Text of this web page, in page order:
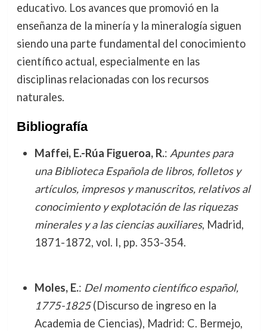
educativo. Los avances que promovió en la
enseñanza de la minería y la mineralogía siguen
siendo una parte fundamental del conocimiento
científico actual, especialmente en las
disciplinas relacionadas con los recursos
naturales.
Bibliografía
Maffei, E.-Rúa Figueroa, R.: Apuntes para
una Biblioteca Española de libros, folletos y
artículos, impresos y manuscritos, relativos al
conocimiento y explotación de las riquezas
minerales y a las ciencias auxiliares, Madrid,
1871-1872, vol. I, pp. 353-354.
Moles, E.: Del momento científico español,
1775-1825(Discurso de ingreso en la
Academia de Ciencias), Madrid: C. Bermejo,